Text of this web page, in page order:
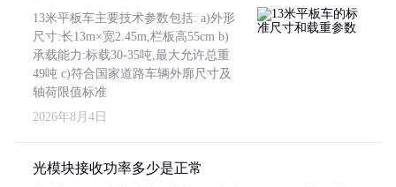
13米平板车主要技术参数包括: a)外形
尺寸:长13m×宽2.45m,栏板高55cm b)
承载能力:标载30-35吨,最大允许总重
49吨 c)符合国家道路车辆外廓尺寸及
轴荷限值标准
2026年8月4日
光模块接收功率多少是正常